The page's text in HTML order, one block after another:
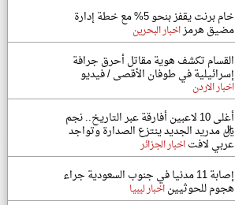
خام برنت يقفز بنحو 5% مع خطة إدارة
مضيق هرمزاخبار البحرين
القسام تكشف هوية مقاتل أحرق جرافة
إسرائيلية في طوفان الأقصى / فيديو
اخبار الاردن
أغلى 10 لاعبين أفارقة عبر التاريخ.. نجم
ريال مدريد الجديد ينتزع الصدارة وتواجد
عربي لافتاخبار الجزائر
إصابة 11 مدنيا في جنوب السعودية جراء
هجوم للحوثييناخبار ليبيا